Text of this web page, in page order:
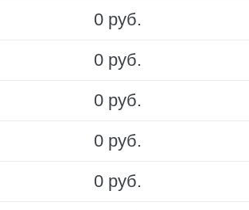
0 руб.
0 руб.
0 руб.
0 руб.
0 руб.